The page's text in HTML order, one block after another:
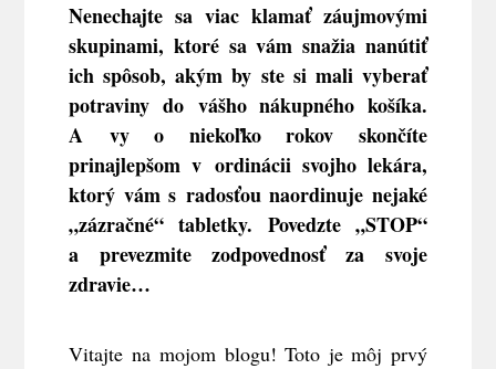
Nenechajte sa viac klamať záujmovými
skupinami, ktoré sa vám snažia nanútiť
ich spôsob, akým by ste si mali vyberať
potraviny do vášho nákupného košíka.
A vy o niekoľko rokov skončíte
prinajlepšom v ordinácii svojho lekára,
ktorý vám s radosťou naordinuje nejaké
„zázračné“ tabletky. Povedzte „STOP“
a prevezmite zodpovednosť za svoje
zdravie…
Vitajte na mojom blogu! Toto je môj prvý